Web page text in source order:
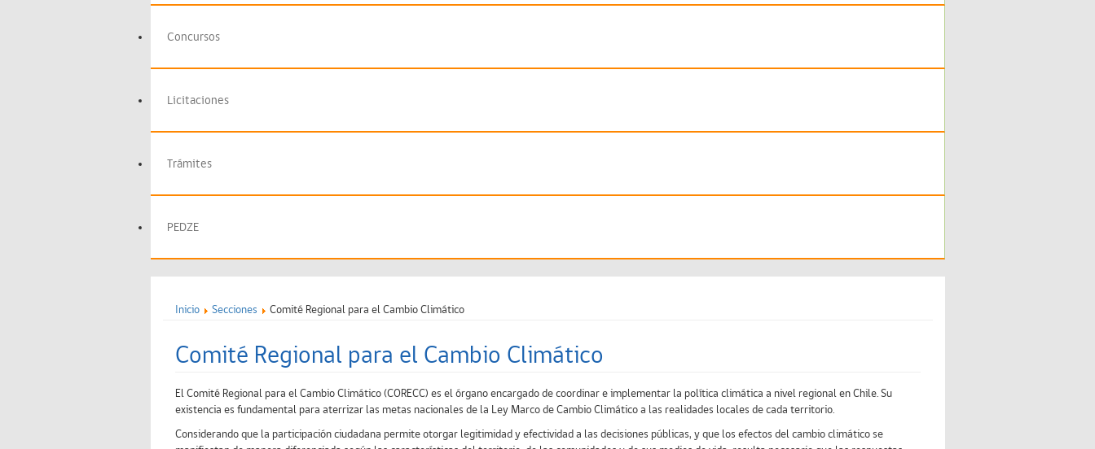
Concursos
Licitaciones
Trámites
PEDZE
Inicio Secciones Comité Regional para el Cambio Climático
Comité Regional para el Cambio Climático
El Comité Regional para el Cambio Climático (CORECC) es el órgano encargado de coordinar e implementar la política climática a nivel regional en Chile. Su
existencia es fundamental para aterrizar las metas nacionales de la Ley Marco de Cambio Climático a las realidades locales de cada territorio.
Considerando que la participación ciudadana permite otorgar legitimidad y efectividad a las decisiones públicas, y que los efectos del cambio climático se